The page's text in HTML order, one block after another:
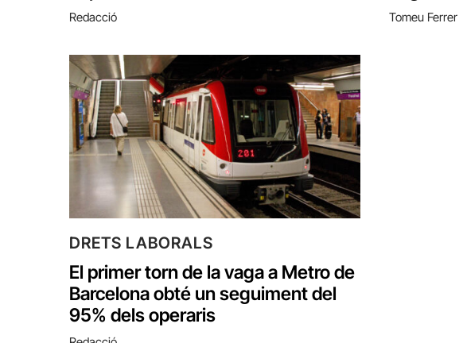
Redacció Tomeu Ferrer
DRETS LABORALS
El primer torn de la vaga a Metro de
Barcelona obté un seguiment del
95% dels operaris